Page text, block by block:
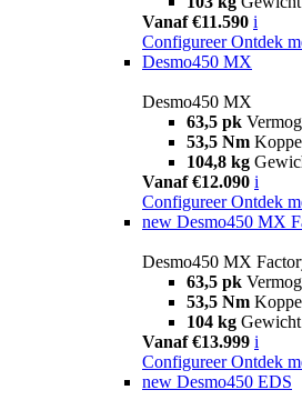
Vanaf €11.590 i
Configureer Ontdek
Desmo450 MX
Desmo450 MX
63,5 pk
53,5 Nm
104,8 kg
Vanaf €12.090 i
Configureer Ontdek
new Desmo450 MX
Desmo450 MX
63,5 pk
53,5 Nm
104 kg Gewicht
Vanaf €13.999 i
Configureer Ontdek
new Desmo450 EDS